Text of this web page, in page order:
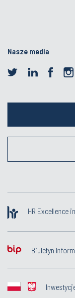
Nasze media
HR Excellence
Biuletyn